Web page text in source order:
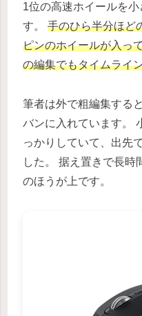
1位の高速ホイールを
す。 手のひら半分ほど
ピンのホイールが入っ
の編集でもタイムライ
筆者は外で粗編集する
バンに入れています。
っかりしていて、出先
した。 据え置きで長時
のほうが上です。